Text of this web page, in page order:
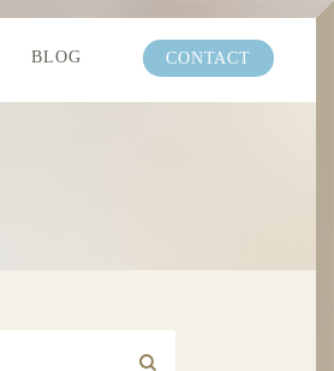
BLOG CONTACT